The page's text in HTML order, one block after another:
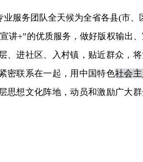
服务团队全天候为全省各县(市、
讲+”的优质服务，做好版权输出
、进社区、入村镇，贴近群众，
密联系在一起，用中国特色社会
思想文化阵地，动员和激励广大